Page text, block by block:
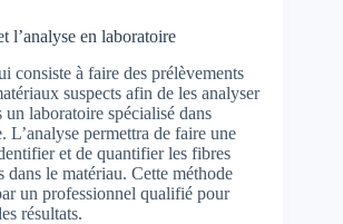
l’analyse en laboratoire
consiste à faire des prélèvements
suspects afin de les analyser
laboratoire spécialisé dans
L’analyse permettra de faire une
et de quantifier les fibres
dans le matériau. Cette méthode
un professionnel qualifié pour
résultats.